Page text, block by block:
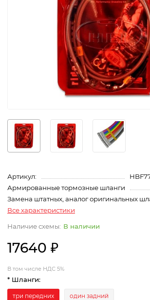
Артикул:
Армированные тормозные шланги
Замена штатных, аналог оригинальных
Все характеристики
В наличии
17640 ₽
В том числе НДС 5%
* Шланги:
три передних один задний